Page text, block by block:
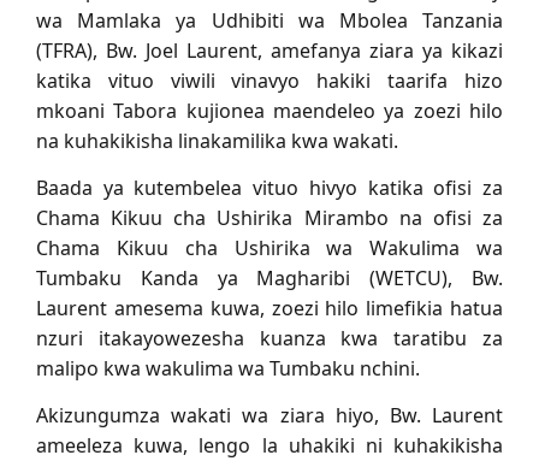
wa Mamlaka ya Udhibiti wa Mbolea Tanzania
(TFRA), Bw. Joel Laurent, amefanya ziara ya kikazi
katika vituo viwili vinavyo hakiki taarifa hizo
mkoani Tabora kujionea maendeleo ya zoezi hilo
na kuhakikisha linakamilika kwa wakati.
Baada ya kutembelea vituo hivyo katika ofisi za
Chama Kikuu cha Ushirika Mirambo na ofisi za
Chama Kikuu cha Ushirika wa Wakulima wa
Tumbaku Kanda ya Magharibi (WETCU), Bw.
Laurent amesema kuwa, zoezi hilo limefikia hatua
nzuri itakayowezesha kuanza kwa taratibu za
malipo kwa wakulima wa Tumbaku nchini.
Akizungumza wakati wa ziara hiyo, Bw. Laurent
ameeleza kuwa, lengo la uhakiki ni kuhakikisha